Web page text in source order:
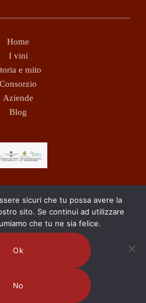
Home
I vini
e mito
Consorzio
Aziende
Blog
sicuri che tu possa avere la
sito. Se continui ad utilizzare
che tu ne sia felice.
Ok
No